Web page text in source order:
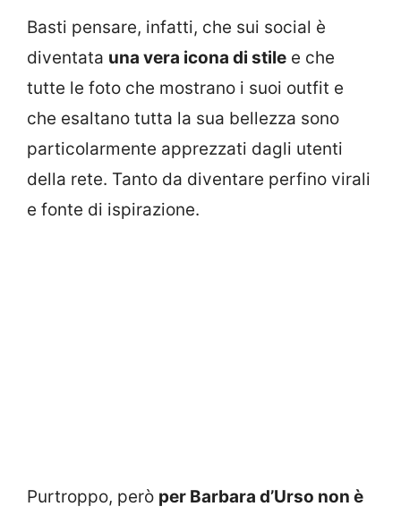
Basti pensare, infatti, che sui social è
diventata una vera icona di stile e che
tutte le foto che mostrano i suoi outfit e
che esaltano tutta la sua bellezza sono
particolarmente apprezzati dagli utenti
della rete. Tanto da diventare perfino virali
e fonte di ispirazione.
Purtroppo, però per Barbara d’Urso non è